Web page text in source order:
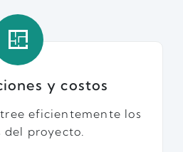
y costos
eficientemente los
del proyecto.